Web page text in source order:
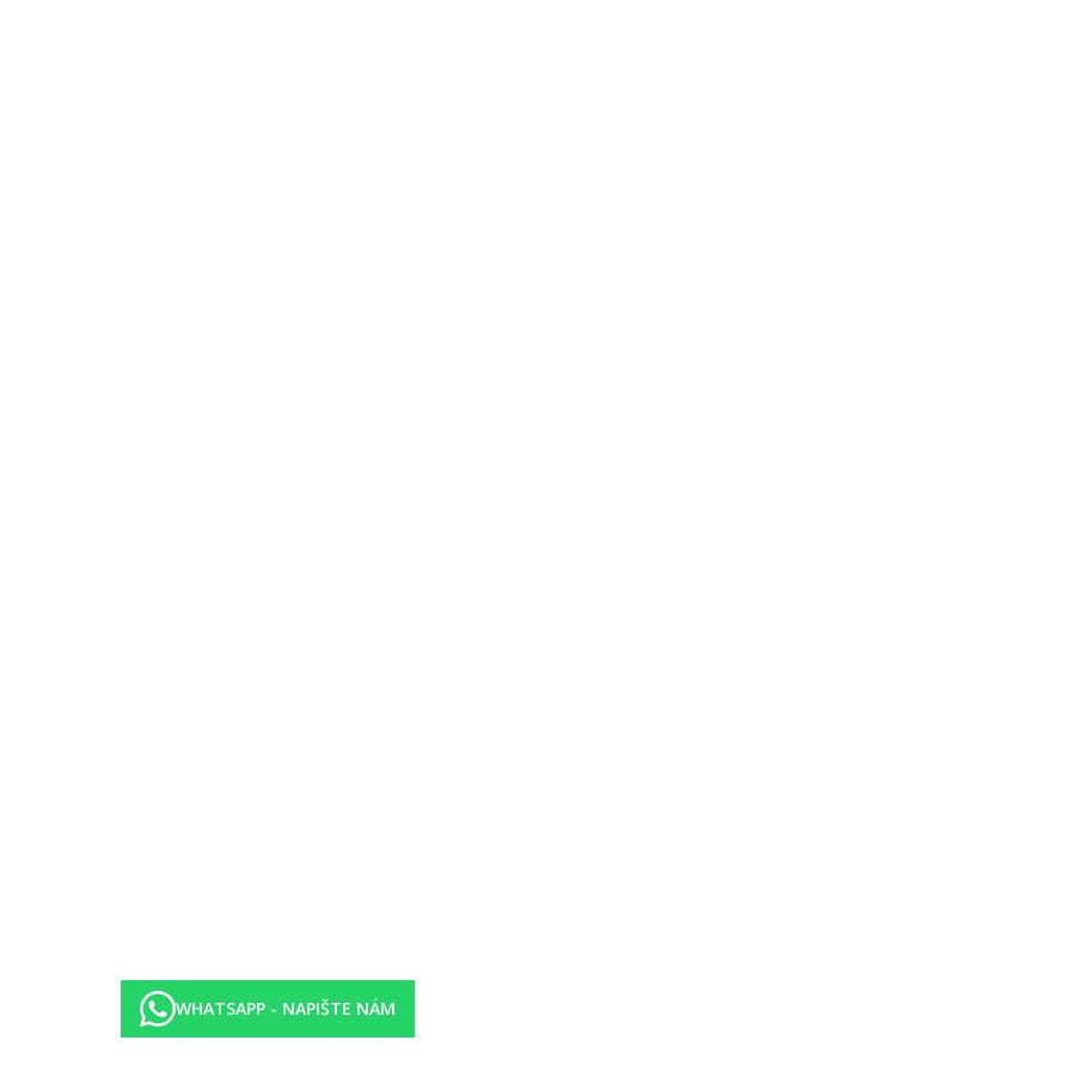
pro podávání snídaní, lobby bar, malá knihovna.Venku bazén, terasa s lehátky a slunečníky zdarma, osušky za poplatek, bar u
na pláži za poplatek.
hod.)
hotelu. Taxa není zahrnuta v ceně zájezdu a musí být uhrazena klientem přímo na recepci hotelu. Rozsah a kvalita uvedených služeb a
opatření v dané destinaci.
WHATSAPP - NAPIŠTE NÁM